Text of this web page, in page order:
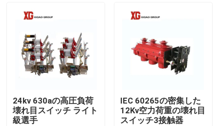
24kv 630aの高圧負荷
壊れ目スイッチ ライト
級選手
IEC 60265の密集した
12Kv空力荷重の壊れ目
スイッチ3接触器